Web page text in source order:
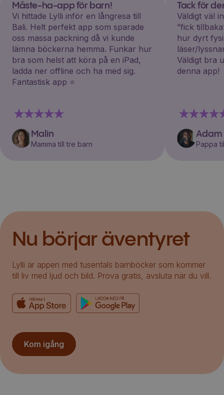
Måste-ha-app för barn!
Vi hittade Lylli inför en långresa till
Bali. Helt perfekt app som sparade
oss massa packning då vi kunde
lämna böckerna hemma. Funkar hur
bra som helst att köra på en iPad,
ladda ner offline och ha med sig.
Fantastisk app ⭐️
Malin
Mamma till tre barn
Tack för
Väldigt väl
”fick
hur dyrt
läser/
Väldigt bra
denna app!
Adam
Pappa
Nu börjar äventyret
Lylli är appen med tusentals barnböcker som kommer
till liv med ljud och bild. Prova gratis, avsluta när du vill.
Kom igång